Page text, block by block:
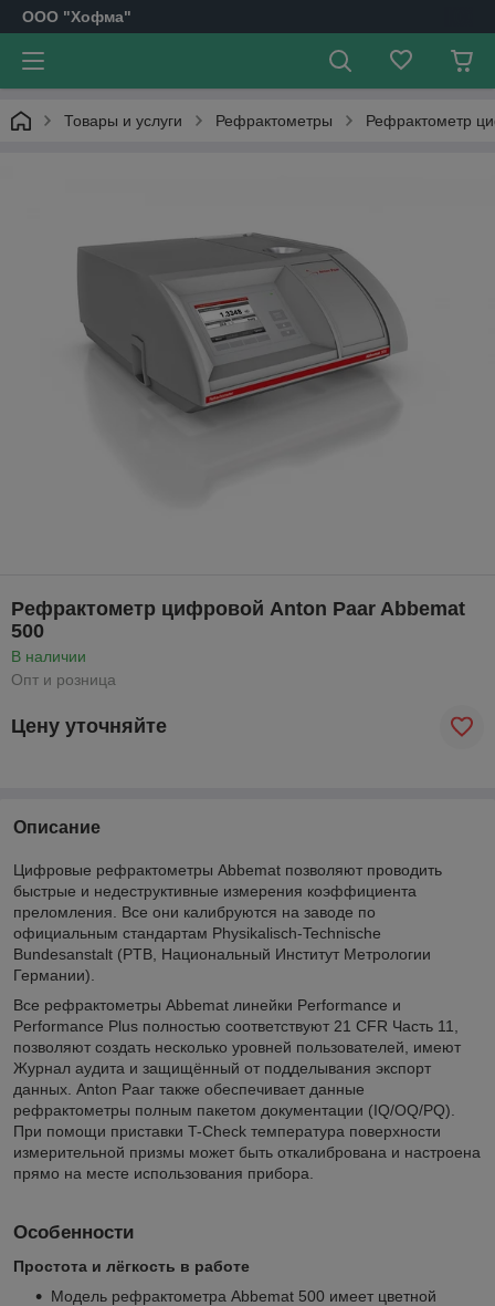
OOO "Хофма"
Товары и услуги Рефрактометры Рефрактометр
Рефрактометр цифровой Anton Paar Abbemat
500
В наличии
Опт и розница
Цену уточняйте
Описание
Цифровые рефрактометры Abbemat позволяют проводить
быстрые и недеструктивные измерения коэффициента
преломления. Все они калибруются на заводе по
официальным стандартам Physikalisch-Technische
Bundesanstalt (PTB, Национальный Институт Метрологии
Германии).
Все рефрактометры Abbemat линейки Performance и
Performance Plus полностью соответствуют 21 CFR Часть 11,
позволяют создать несколько уровней пользователей, имеют
Журнал аудита и защищённый от подделывания экспорт
данных. Anton Paar также обеспечивает данные
рефрактометры полным пакетом документации (IQ/OQ/PQ).
При помощи приставки T-Check температура поверхности
измерительной призмы может быть откалибрована и настроена
прямо на месте использования прибора.
Особенности
Простота и лёгкость в работе
Модель рефрактометра Abbemat 500 имеет цветной